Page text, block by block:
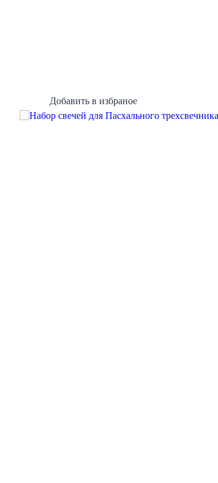
Добавить в избраное